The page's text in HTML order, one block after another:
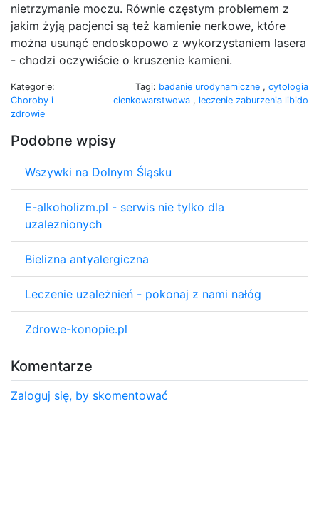
nietrzymanie moczu. Równie częstym problemem z
jakim żyją pacjenci są też kamienie nerkowe, które
można usunąć endoskopowo z wykorzystaniem lasera
- chodzi oczywiście o kruszenie kamieni.
Kategorie:
Choroby i
zdrowie
Tagi: badanie urodynamiczne , cytologia
cienkowarstwowa , leczenie zaburzenia libido
Podobne wpisy
Wszywki na Dolnym Śląsku
E-alkoholizm.pl - serwis nie tylko dla
uzaleznionych
Bielizna antyalergiczna
Leczenie uzależnień - pokonaj z nami nałóg
Zdrowe-konopie.pl
Komentarze
Zaloguj się, by skomentować